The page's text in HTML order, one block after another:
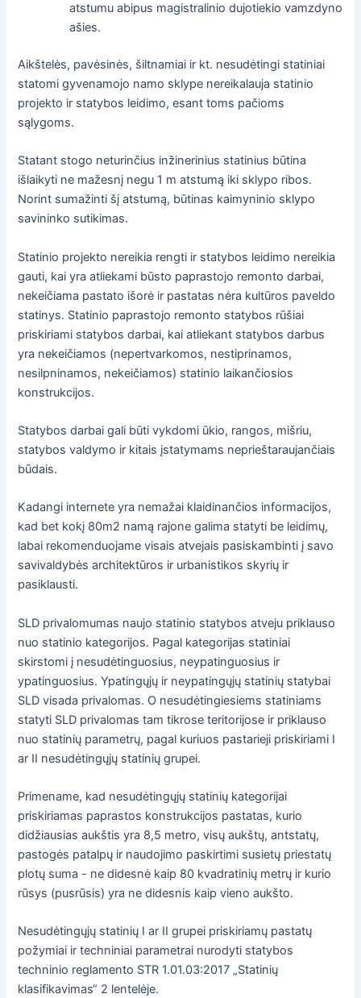
atstumu abipus magistralinio dujotiekio vamzdyno
ašies.
Aikštelės, pavėsinės, šiltnamiai ir kt. nesudėtingi statiniai
statomi gyvenamojo namo sklype nereikalauja statinio
projekto ir statybos leidimo, esant toms pačioms
sąlygoms.
Statant stogo neturinčius inžinerinius statinius būtina
išlaikyti ne mažesnį negu 1 m atstumą iki sklypo ribos.
Norint sumažinti šį atstumą, būtinas kaimyninio sklypo
savininko sutikimas.
Statinio projekto nereikia rengti ir statybos leidimo nereikia
gauti, kai yra atliekami būsto paprastojo remonto darbai,
nekeičiama pastato išorė ir pastatas nėra kultūros paveldo
statinys. Statinio paprastojo remonto statybos rūšiai
priskiriami statybos darbai, kai atliekant statybos darbus
yra nekeičiamos (nepertvarkomos, nestiprinamos,
nesilpninamos, nekeičiamos) statinio laikančiosios
konstrukcijos.
Statybos darbai gali būti vykdomi ūkio, rangos, mišriu,
statybos valdymo ir kitais įstatymams neprieštaraujančiais
būdais.
Kadangi internete yra nemažai klaidinančios informacijos,
kad bet kokį 80m2 namą rajone galima statyti be leidimų,
labai rekomenduojame visais atvejais pasiskambinti į savo
savivaldybės architektūros ir urbanistikos skyrių ir
pasiklausti.
SLD privalomumas naujo statinio statybos atveju priklauso
nuo statinio kategorijos. Pagal kategorijas statiniai
skirstomi į nesudėtinguosius, neypatinguosius ir
ypatinguosius. Ypatingųjų ir neypatingųjų statinių statybai
SLD visada privalomas. O nesudėtingiesiems statiniams
statyti SLD privalomas tam tikrose teritorijose ir priklauso
nuo statinių parametrų, pagal kuriuos pastarieji priskiriami I
ar II nesudėtingųjų statinių grupei.
Primename, kad nesudėtingųjų statinių kategorijai
priskiriamas paprastos konstrukcijos pastatas, kurio
didžiausias aukštis yra 8,5 metro, visų aukštų, antstatų,
pastogės patalpų ir naudojimo paskirtimi susietų priestatų
plotų suma - ne didesnė kaip 80 kvadratinių metrų ir kurio
rūsys (pusrūsis) yra ne didesnis kaip vieno aukšto.
Nesudėtingųjų statinių I ar II grupei priskiriamų pastatų
požymiai ir techniniai parametrai nurodyti statybos
techninio reglamento STR 1.01.03:2017 „Statinių
klasifikavimas“ 2 lentelėje.